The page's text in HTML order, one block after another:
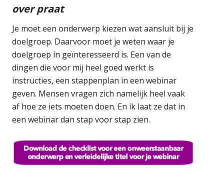
over praat
Je moet een onderwerp kiezen wat aansluit bij je
doelgroep. Daarvoor moet je weten waar je
doelgroep in geïnteresseerd is. Een van de
dingen die voor mij heel goed werkt is
instructies, een stappenplan in een webinar
geven. Mensen vragen zich namelijk heel vaak
af hoe ze iets moeten doen. En ik laat ze dat in
een webinar dan stap voor stap zien.